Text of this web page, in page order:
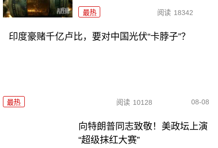
最热 阅读 18342
印度豪赌千亿卢比，要对中国光伏“卡脖子”？
最热 阅读 10128 08-08
向特朗普同志致敬！美政坛上演
“超级抹红大赛”